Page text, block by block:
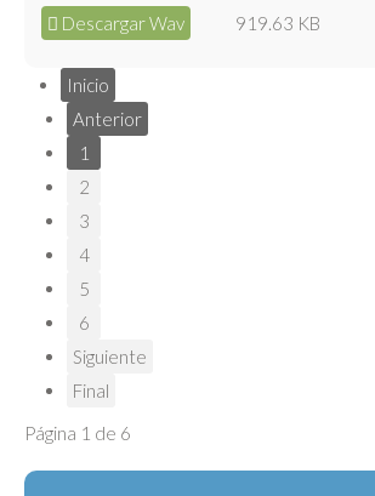
Descargar Wav 919.63 KB
Inicio
Anterior
1
2
3
4
5
6
Siguiente
Final
Página 1 de 6